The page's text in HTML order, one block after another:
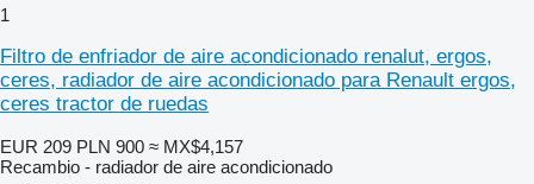
1
Filtro de enfriador de aire acondicionado renalut, ergos,
ceres, radiador de aire acondicionado para Renault ergos,
ceres tractor de ruedas
EUR 209 PLN 900 ≈ MX$4,157
Recambio - radiador de aire acondicionado